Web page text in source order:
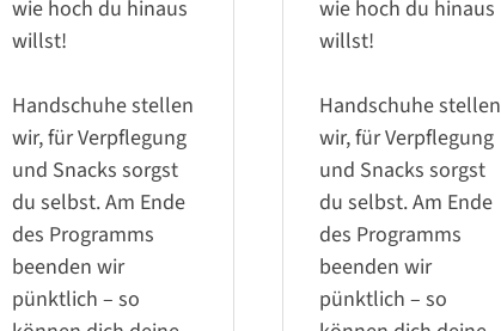
wie hoch du hinaus
willst!
Handschuhe stellen
wir, für Verpflegung
und Snacks sorgst
du selbst. Am Ende
des Programms
beenden wir
pünktlich – so
wie hoch du hinaus
willst!
Handschuhe stellen
wir, für Verpflegung
und Snacks sorgst
du selbst. Am Ende
des Programms
beenden wir
pünktlich – so